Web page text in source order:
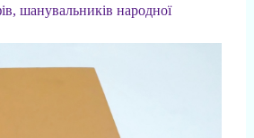
шанувальників народної